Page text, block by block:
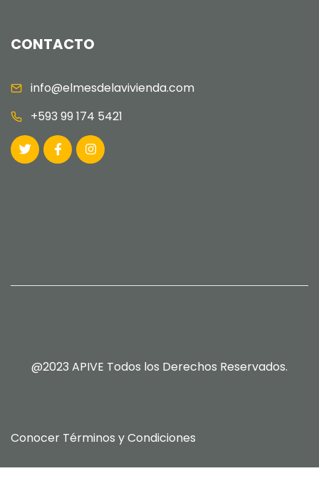
CONTACTO
info@elmesdelavivienda.com
+593 99 174 5421
@2023 APIVE Todos los Derechos Reservados.
Conocer Términos y Condiciones